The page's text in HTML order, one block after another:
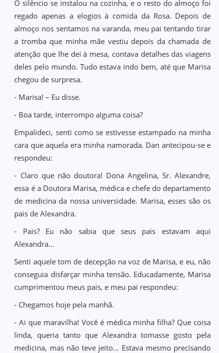
O silêncio se instalou na cozinha, e o resto do almoço foi
regado apenas a elogios à comida da Rosa. Depois de
almoço nos sentamos na varanda, meu pai tentando tirar
a tromba que minha mãe vestiu depois da chamada de
atenção que lhe dei à mesa, contava detalhes das viagens
deles pelo mundo. Tudo estava indo bem, até que Marisa
chegou de surpresa.
- Marisa! – Eu disse.
- Boa tarde, interrompo alguma coisa?
Empalideci, senti como se estivesse estampado na minha
cara que aquela era minha namorada. Dan antecipou-se e
respondeu:
- Claro que não doutora! Dona Angelina, Sr. Alexandre,
essa é a Doutora Marisa, médica e chefe do departamento
de medicina da nossa universidade. Marisa, esses são os
pais de Alexandra.
- Pais? Eu não sabia que seus pais estavam aqui
Alexandra...
Senti aquele tom de decepção na voz de Marisa, e eu, não
conseguia disfarçar minha tensão. Educadamente, Marisa
cumprimentou meus pais, e meu pai respondeu:
- Chegamos hoje pela manhã.
- Ai que maravilha! Você é médica minha filha? Que coisa
linda, queria tanto que Alexandra tomasse gosto pela
medicina, mas não teve jeito... Estava mesmo precisando